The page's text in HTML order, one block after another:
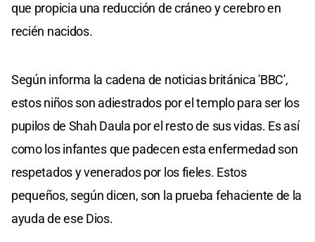
que propicia una reducción de cráneo y cerebro en
recién nacidos.
Según informa la cadena de noticias británica 'BBC',
estos niños son adiestrados por el templo para ser los
pupilos de Shah Daula por el resto de sus vidas. Es así
como los infantes que padecen esta enfermedad son
respetados y venerados por los fieles. Estos
pequeños, según dicen, son la prueba fehaciente de la
ayuda de ese Dios.